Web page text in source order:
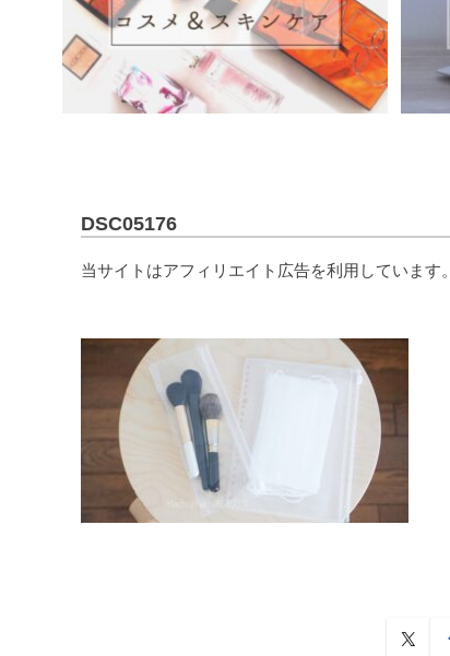
DSC05176
当サイトはアフィリエイト広告を利用しています。